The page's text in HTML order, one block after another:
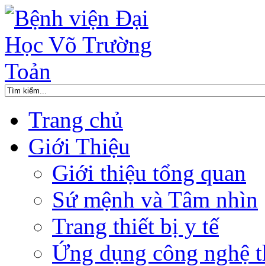
Trang chủ
Giới Thiệu
Giới thiệu tổng quan
Sứ mệnh và Tâm nhìn
Trang thiết bị y tế
Ứng dụng công nghệ